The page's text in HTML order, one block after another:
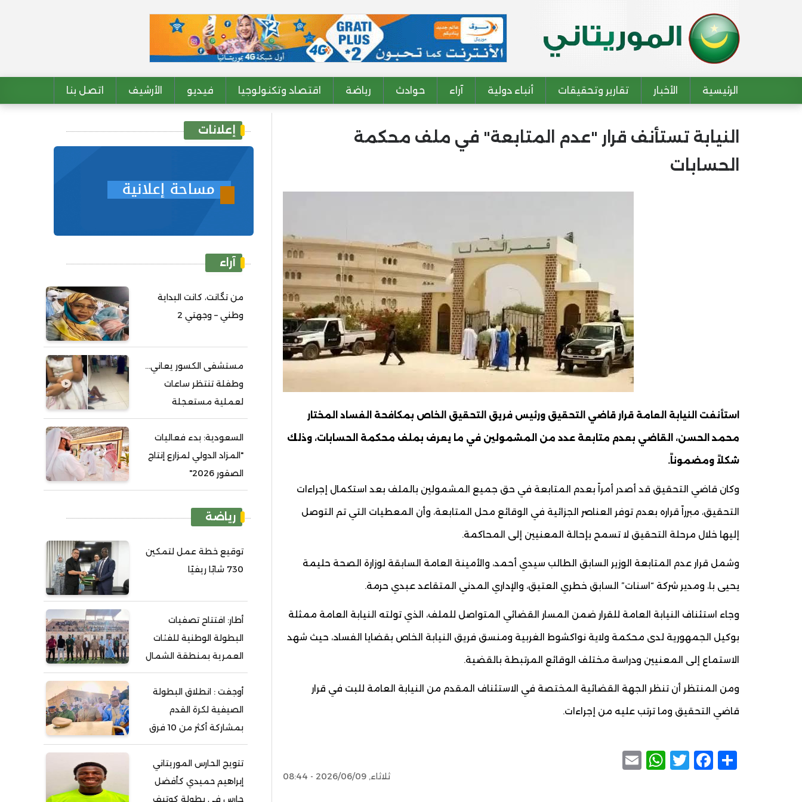
Main navigation
الرئيسية الأخبار تقارير وتحقيقات أنباء دولية آراء حوادث رياضة اقتصاد وتكنولوجيا فيديو الأرشيف اتصل بنا
النيابة تستأنف قرار "عدم المتابعة" في ملف محكمة
الحسابات
استأنفت النيابة العامة قرار قاضي التحقيق ورئيس فريق التحقيق الخاص بمكافحة الفساد المختار
محمد الحسن، القاضي بعدم متابعة عدد من المشمولين في ما يعرف بملف محكمة الحسابات، وذلك
شكلاً ومضموناً.
وكان قاضي التحقيق قد أصدر أمراً بعدم المتابعة في حق جميع المشمولين بالملف بعد استكمال إجراءات
التحقيق، مبرراً قراره بعدم توفر العناصر الجزائية في الوقائع محل المتابعة، وأن المعطيات التي تم التوصل
إليها خلال مرحلة التحقيق لا تسمح بإحالة المعنيين إلى المحاكمة.
وشمل قرار عدم المتابعة الوزير السابق الطالب سيدي أحمد، والأمينة العامة السابقة لوزارة الصحة حليمة
يحيى با، ومدير شركة “اسنات” السابق خطري العتيق، والإداري المدني المتقاعد عبدي حرمة.
وجاء استئناف النيابة العامة للقرار ضمن المسار القضائي المتواصل للملف، الذي تولته النيابة العامة ممثلة
بوكيل الجمهورية لدى محكمة ولاية نواكشوط الغربية ومنسق فريق النيابة الخاص بقضايا الفساد، حيث شهد
الاستماع إلى المعنيين ودراسة مختلف الوقائع المرتبطة بالقضية.
ومن المنتظر أن تنظر الجهة القضائية المختصة في الاستئناف المقدم من النيابة العامة للبت في قرار
قاضي التحقيق وما ترتب عليه من إجراءات.
Share
Facebook
Twitter
WhatsApp
ثلاثاء, 2026/06/09 - 08:44
إعلانات
آراء
من تگانت، كانت البداية
وطني – وجهتي 2
مستشفى الكسور يعاني...
وطفلة تنتظر ساعات
لعملية مستعجلة
السعودية: بدء فعاليات
"المزاد الدولي لمزارع إنتاج
الصقور 2026"
رياضة
توقيع خطة عمل لتمكين
730 شابًا ريفيًا
أطار: افتتاح تصفيات
البطولة الوطنية للفئات
العمرية بمنطقة الشمال
أوجفت : انطلاق البطولة
الصيفية لكرة القدم
بمشاركة أكثر من 10 فرق
تتويج الحارس الموريتاني
إبراهيم حميدي كأفضل
حارس في بطولة كوتيف